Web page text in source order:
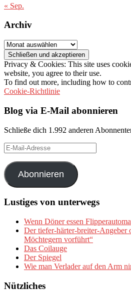
« Sep.
Archiv
Archiv
Privacy & Cookies: This site uses
website, you agree to their use.
To find out more, including how to
Cookie-Richtlinie
Blog via E-Mail abonnieren
Schließe dich 1.992 anderen
E-
Mail-
Adresse
Abonnieren
Lustiges von unterwegs
Wenn Döner essen
Der tiefer-härter-breiter-Angeber
Möchtegern vorführt“
Das Coilauge
Der Spiegel
Wie man Verlader auf den Arm
Nützliches